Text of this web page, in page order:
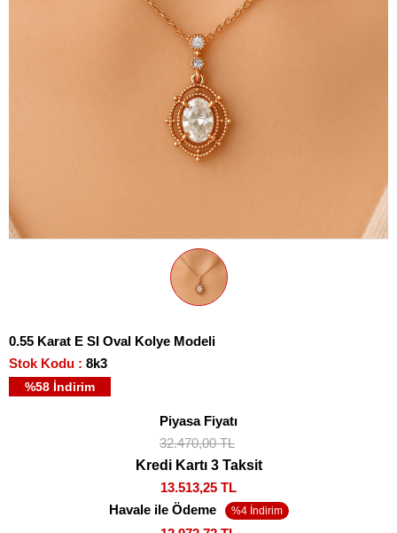
0.55 Karat E SI Oval Kolye Modeli
Stok Kodu
8k3
%58 İndirim
Piyasa Fiyatı
32.470,00 TL
Kredi Kartı 3 Taksit
13.513,25 TL
Havale ile Ödeme